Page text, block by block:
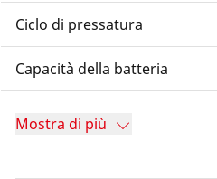
Ciclo di pressatura
Capacità della batteria
Mostra di più